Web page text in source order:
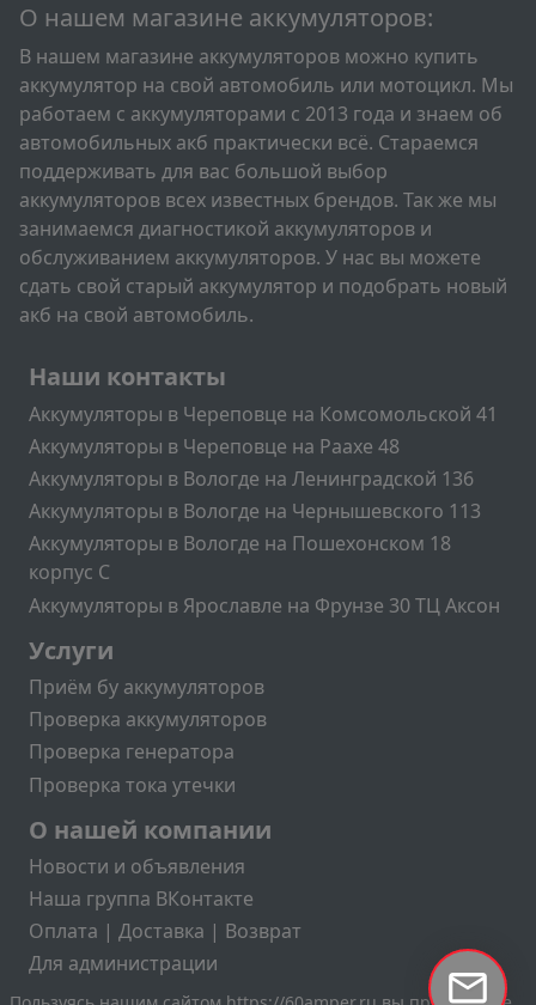
О нашем магазине аккумуляторов:
В нашем магазине аккумуляторов можно купить
аккумулятор на свой автомобиль или мотоцикл. Мы
работаем с аккумуляторами с 2013 года и знаем об
автомобильных акб практически всё. Стараемся
поддерживать для вас большой выбор
аккумуляторов всех известных брендов. Так же мы
занимаемся диагностикой аккумуляторов и
обслуживанием аккумуляторов. У нас вы можете
сдать свой старый аккумулятор и подобрать новый
акб на свой автомобиль.
Подвал
Наши контакты
Аккумуляторы в Череповце на Комсомольской 41
Аккумуляторы в Череповце на Раахе 48
Аккумуляторы в Вологде на Ленинградской 136
Аккумуляторы в Вологде на Чернышевского 113
Аккумуляторы в Вологде на Пошехонском 18
корпус C
Аккумуляторы в Ярославле на Фрунзе 30 ТЦ Аксон
Услуги
Приём бу аккумуляторов
Проверка аккумуляторов
Проверка генератора
Проверка тока утечки
Меню учётной записи пользователя
О нашей компании
Новости и объявления
Наша группа ВКонтакте
Оплата | Доставка | Возврат
Для администрации